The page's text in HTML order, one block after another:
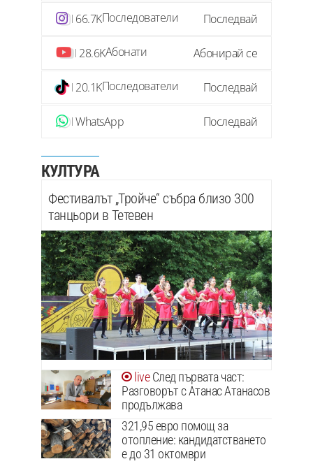
66.7KПоследователи Последвай
28.6KАбонати Абонирай се
20.1KПоследователи Последвай
WhatsApp Последвай
КУЛТУРА
Фестивалът „Тройче“ събра близо 300
танцьори в Тетевен
След първата част:
Разговорът с Атанас Атанасов
продължава
321,95 евро помощ за
отопление: кандидатстването
е до 31 октомври